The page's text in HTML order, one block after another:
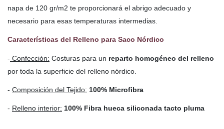
napa de 120 gr/m2 te proporcionará el abrigo adecuado y
necesario para esas temperaturas intermedias.
Características del Relleno para Saco Nórdico
- Confección: Costuras para un reparto homogéneo del relleno
por toda la superficie del relleno nórdico.
- Composición del Tejido: 100% Microfibra
- Relleno interior: 100% Fibra hueca siliconada tacto pluma